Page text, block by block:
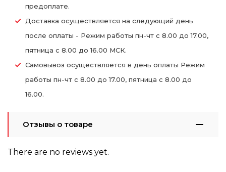
предоплате.
Доставка осуществляется на следующий день
после оплаты - Режим работы пн-чт с 8.00 до 17.00,
пятница с 8.00 до 16.00 МСК.
Самовывоз осуществляется в день оплаты Режим
работы пн-чт с 8.00 до 17.00, пятница с 8.00 до
16.00.
Отзывы о товаре
There are no reviews yet.